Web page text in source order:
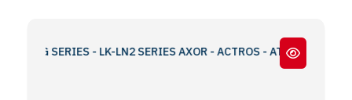
- LK-LN2 SERIES AXOR - ACTROS - ATEGO SERIES